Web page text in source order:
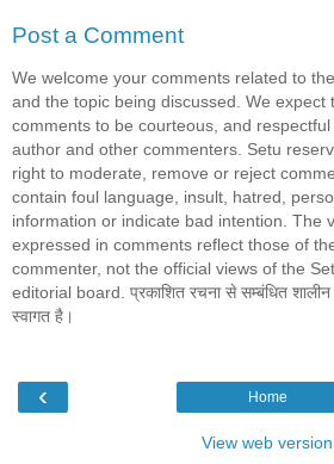
Post a Comment
We welcome your comments related to
and the topic being discussed. We expect
comments to be courteous, and respectful
author and other commenters. Setu
right to moderate, remove or reject
contain foul language, insult, hatred,
information or indicate bad intention. The
expressed in comments reflect those of
commenter, not the official views of the
editorial board. प्रकाशित रचना से सम्बंधित शालीन
स्वागत है।
‹ Home
View web version